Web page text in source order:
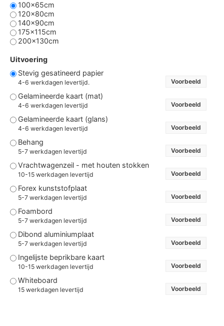
100x65cm
120x80cm
140x90cm
175x115cm
200x130cm
Uitvoering
Stevig gesatineerd papier
4-6 werkdagen levertijd. Voorbeeld
Gelamineerde kaart (mat)
4-6 werkdagen levertijd Voorbeeld
Gelamineerde kaart (glans)
4-6 werkdagen levertijd Voorbeeld
Behang
5-7 werkdagen levertijd Voorbeeld
Vrachtwagenzeil - met houten stokken
10-15 werkdagen levertijd Voorbeeld
Forex kunststofplaat
5-7 werkdagen levertijd Voorbeeld
Foambord
5-7 werkdagen levertijd Voorbeeld
Dibond aluminiumplaat
5-7 werkdagen levertijd Voorbeeld
Ingelijste beprikbare kaart
10-15 werkdagen levertijd Voorbeeld
Whiteboard
15 werkdagen levertijd Voorbeeld